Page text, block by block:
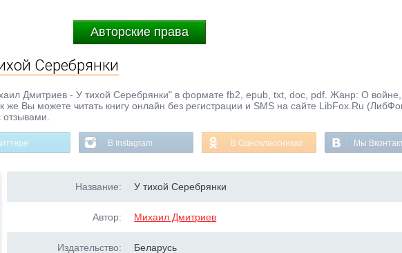
Авторские права
Серебрянки
Дмитриев - У тихой Серебрянки" в формате fb2, epub, txt, doc, pdf. Жанр: О войне,
же Вы можете читать книгу онлайн без регистрации и SMS на сайте LibFox.Ru
В Instagram В Одноклассниках Мы
Название: У тихой Серебрянки
Автор: Михаил Дмитриев
Издательство: Беларусь